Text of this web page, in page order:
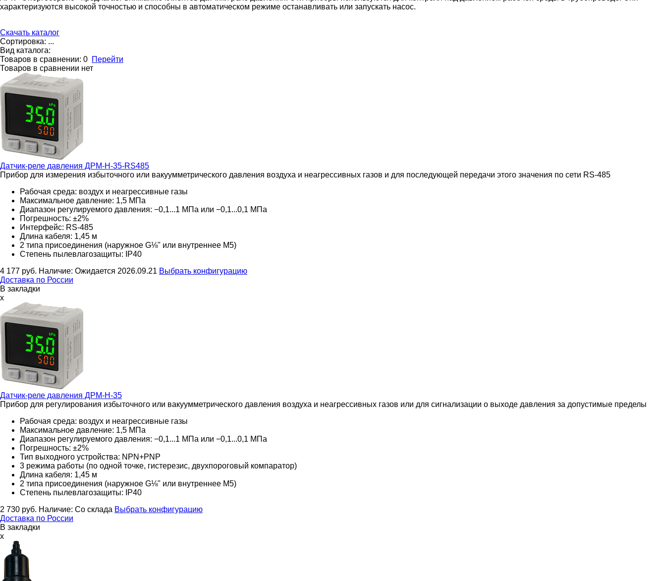
характеризуются высокой точностью и способны в автоматическом режиме останавливать или запускать насос.
Скачать каталог
Сортировка: ...
Вид каталога:
Товаров в сравнении: 0 Перейти
Товаров в сравнении нет
Датчик-реле давления ДРМ-Н-35-RS485
Прибор для измерения избыточного или вакуумметрического давления воздуха и неагрессивных газов и для последующей передачи этого значения по сети RS-485
Рабочая среда: воздух и неагрессивные газы
Максимальное давление: 1,5 МПа
Диапазон регулируемого давления: −0,1...1 МПа или −0,1...0,1 МПа
Погрешность: ±2%
Интерфейс: RS-485
Длина кабеля: 1,45 м
2 типа присоединения (наружное G⅛" или внутреннее M5)
Степень пылевлагозащиты: IP40
4 177 руб. Наличие: Ожидается 2026.09.21 Выбрать конфигурацию
Доставка по России
В закладки
x
Датчик-реле давления ДРМ-Н-35
Прибор для регулирования избыточного или вакуумметрического давления воздуха и неагрессивных газов или для сигнализации о выходе давления за допустимые пределы
Рабочая среда: воздух и неагрессивные газы
Максимальное давление: 1,5 МПа
Диапазон регулируемого давления: −0,1...1 МПа или −0,1...0,1 МПа
Погрешность: ±2%
Тип выходного устройства: NPN+PNP
3 режима работы (по одной точке, гистерезис, двухпороговый компаратор)
Длина кабеля: 1,45 м
2 типа присоединения (наружное G⅛" или внутреннее M5)
Степень пылевлагозащиты: IP40
2 730 руб. Наличие: Со склада Выбрать конфигурацию
Доставка по России
В закладки
x